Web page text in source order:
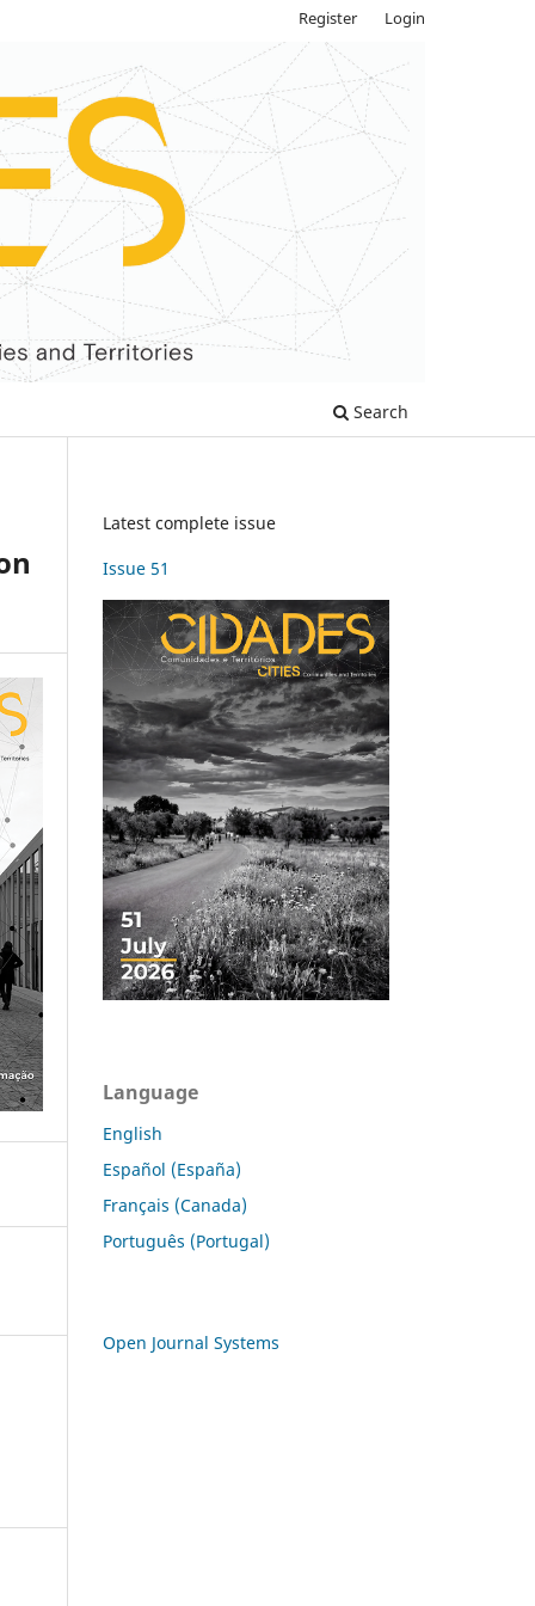
Search
Register Login
Latest complete issue
Issue 51
Language
English
Español (España)
Français (Canada)
Português (Portugal)
Open Journal Systems